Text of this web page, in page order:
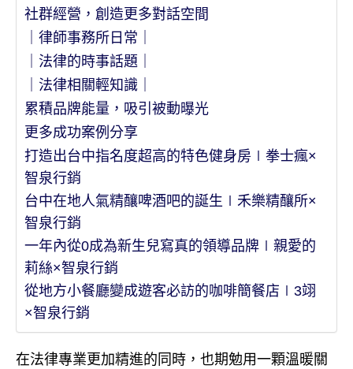
社群經營，創造更多對話空間
｜律師事務所日常｜
｜法律的時事話題｜
｜法律相關輕知識｜
累積品牌能量，吸引被動曝光
更多成功案例分享
打造出台中指名度超高的特色健身房∣拳士瘋×
智泉行銷
台中在地人氣精釀啤酒吧的誕生∣禾樂精釀所×
智泉行銷
一年內從0成為新生兒寫真的領導品牌∣親愛的
莉絲×智泉行銷
從地方小餐廳變成遊客必訪的咖啡簡餐店∣3翊
×智泉行銷
在法律專業更加精進的同時，也期勉用一顆溫暖關